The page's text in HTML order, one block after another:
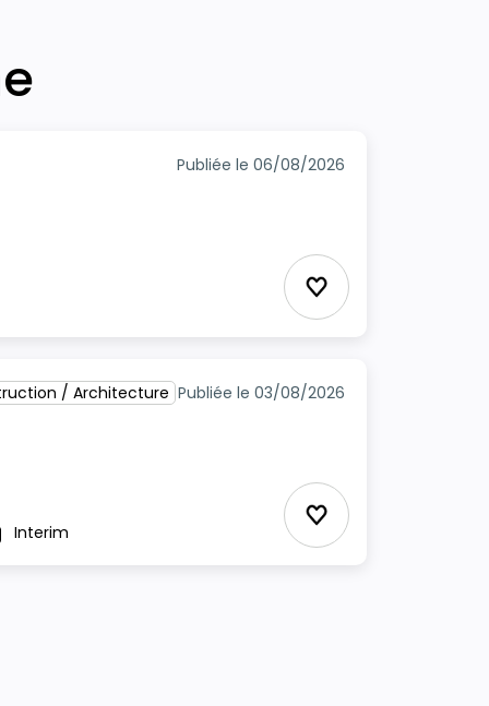
Publiée le 06/08/2026
Ajouter aux
/ Architecture Publiée le 03/08/2026
Interim Ajouter aux